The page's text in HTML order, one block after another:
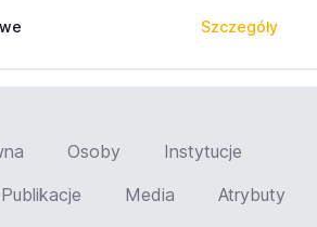
Szczegóły
Osoby
Instytucje
Publikacje Media Atrybuty